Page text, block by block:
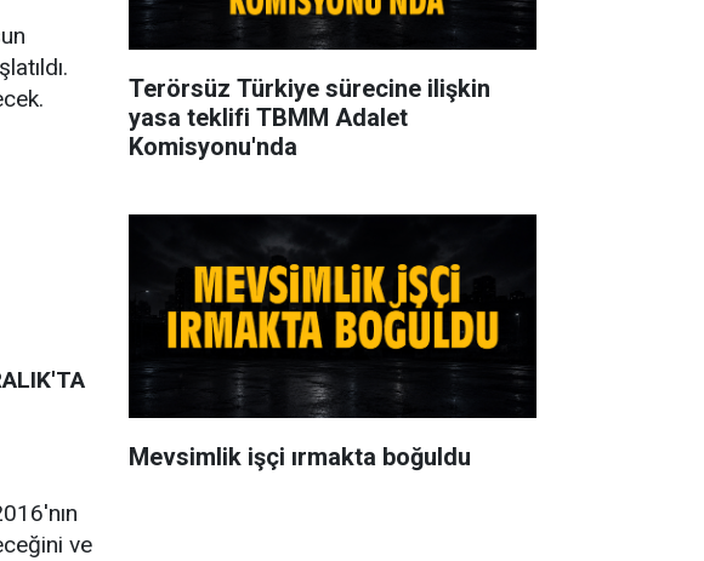
ve
Terörsüz Türkiye sürecine ilişkin
yasa teklifi TBMM Adalet
Komisyonu'nda
Mevsimlik işçi ırmakta boğuldu